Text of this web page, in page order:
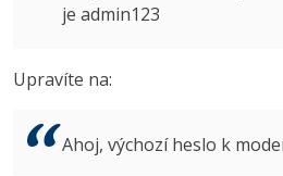
Best practices
3D grafik
Copywriter
VB.NET
Algoritmy -41%
Copywriting
Inkscape
je admin123
Upravíte na:
Ahoj, výchozí heslo k